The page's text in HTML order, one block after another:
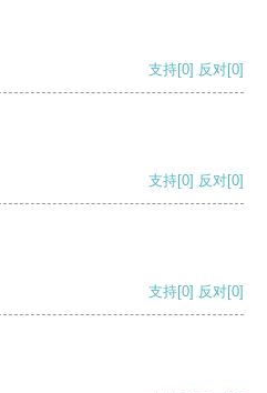
支持[0] 反对[0]
支持[0] 反对[0]
支持[0] 反对[0]